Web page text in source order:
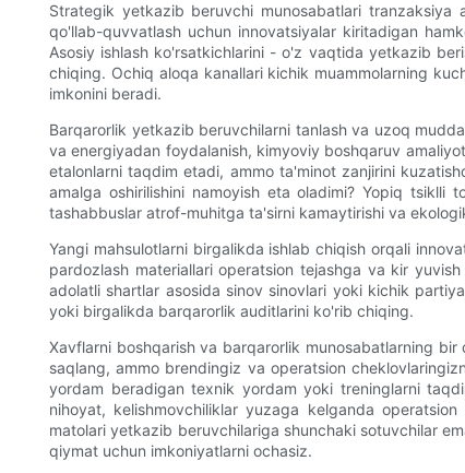
Strategik yetkazib beruvchi munosabatlari tranzaksiya
qo'llab-quvvatlash uchun innovatsiyalar kiritadigan
Asosiy ishlash ko'rsatkichlarini - o'z vaqtida yetkazib
chiqing. Ochiq aloqa kanallari kichik muammolarning
imkonini beradi.
Barqarorlik yetkazib beruvchilarni tanlash va uzoq
va energiyadan foydalanish, kimyoviy boshqaruv
etalonlarni taqdim etadi, ammo ta'minot zanjirini
amalga oshirilishini namoyish eta oladimi? Yopiq tsiklli
tashabbuslar atrof-muhitga ta'sirni kamaytirishi va
Yangi mahsulotlarni birgalikda ishlab chiqish orqali
pardozlash materiallari operatsion tejashga va kir
adolatli shartlar asosida sinov sinovlari yoki kichik
yoki birgalikda barqarorlik auditlarini ko'rib chiqing.
Xavflarni boshqarish va barqarorlik munosabatlarning
saqlang, ammo brendingiz va operatsion
yordam beradigan texnik yordam yoki treninglarni
nihoyat, kelishmovchiliklar yuzaga kelganda
matolari yetkazib beruvchilariga shunchaki sotuvchilar
qiymat uchun imkoniyatlarni ochasiz.